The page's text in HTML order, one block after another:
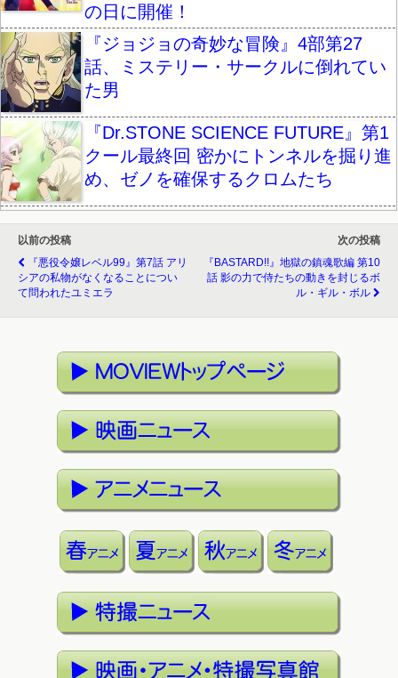
の日に開催！
『ジョジョの奇妙な冒険』4部第27
話、ミステリー・サークルに倒れてい
た男
『Dr.STONE SCIENCE FUTURE』第1
クール最終回 密かにトンネルを掘り進
め、ゼノを確保するクロムたち
以前の投稿
『悪役令嬢レベル99』第7話 アリ
シアの私物がなくなることについ
て問われたユミエラ
次の投稿
『BASTARD!!』地獄の鎮魂歌編 第10
話 影の力で侍たちの動きを封じるボ
ル・ギル・ボル